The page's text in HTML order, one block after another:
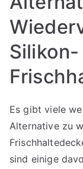
Silikon-
Es gibt viele
Alternative zu
sind einige